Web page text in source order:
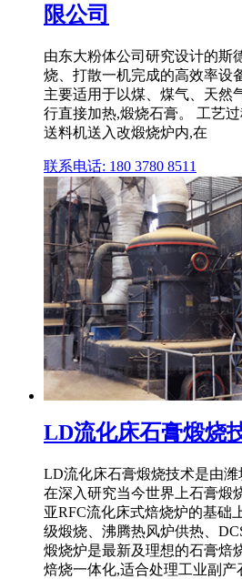
限公司
由东大粉体公司研究设计的斯
烧、打散一机完成的高效率设
主要适用于以煤、煤气、天然
行直接加热,煅烧石膏。 工艺
送料机送入改煅烧炉内,在
联系电话: 180 3780 8511
LD流化床石膏煅烧
LD流化床石膏煅烧技术是由潍
在深入研究当今世界上石膏煅
亚RFC流化床式焙烧炉的基础
级煅烧、沸腾热风炉供热、
煅烧炉是最新及理想的石膏焙
焙烧一体化,适合处理工业副